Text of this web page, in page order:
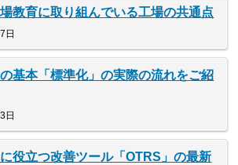
教育に取り組んでいる工場の共通点
日
基本「標準化」の実際の流れをご紹
日
役立つ改善ツール「OTRS」の最新